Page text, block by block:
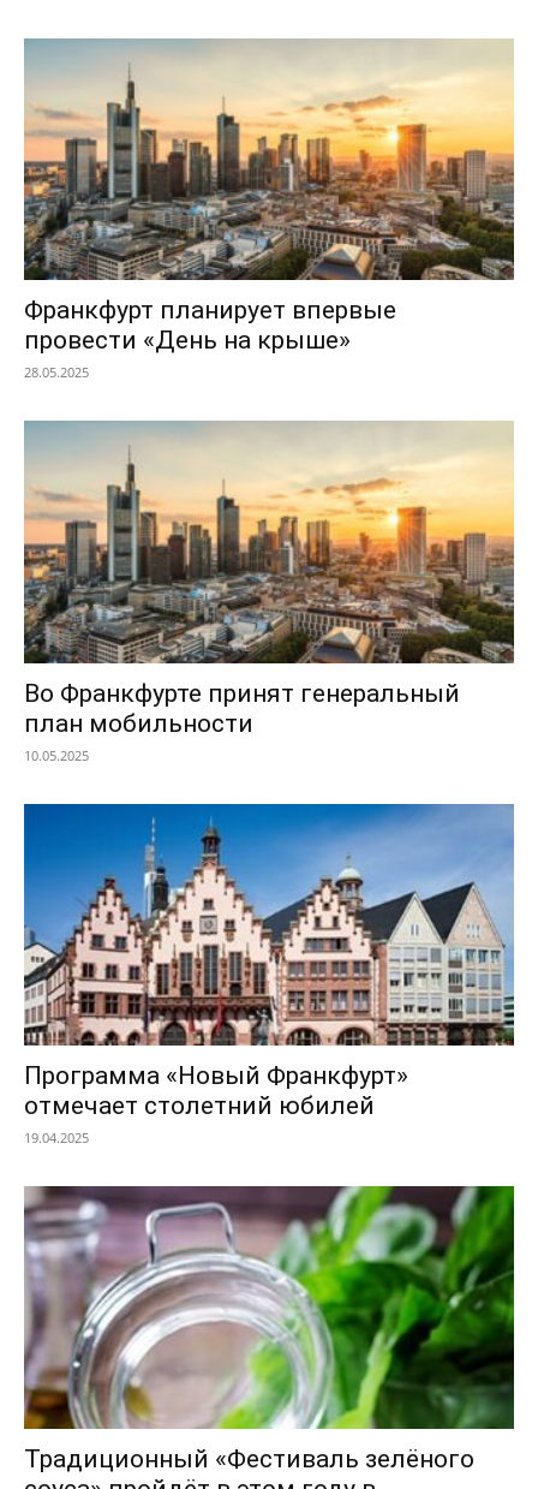
Франкфурт планирует впервые
провести «День на крыше»
28.05.2025
Во Франкфурте принят генеральный
план мобильности
10.05.2025
Программа «Новый Франкфурт»
отмечает столетний юбилей
19.04.2025
Традиционный «Фестиваль зелёного